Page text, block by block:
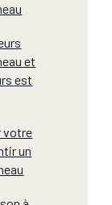
et
est
votre
un